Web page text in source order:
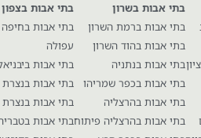
בתי אבות בשרון
בתי אבות ברמת השרון
בתי אבות בהוד השרון
בתי אבות בנתניה
בתי אבות בכפר שמריהו
בתי אבות בהרצליה
בתי אבות בהרצליה פיתוח
בתי אבות בצפון
בתי אבות בחיפה
עפולה
בתי אבות
בתי אבות בנצרת
בתי אבות
בתי אבות